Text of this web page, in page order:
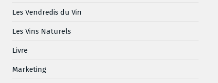
Les Vendredis du Vin
Les Vins Naturels
Livre
Marketing